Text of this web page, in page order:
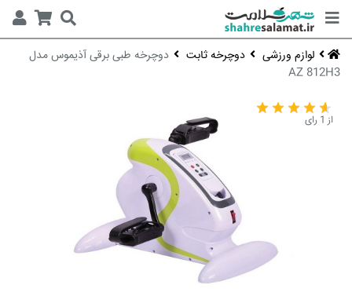
لوازم ورزشی دوچرخه ثابت
دوچرخه طبی برقی آذیموس مدل
AZ 812H3
از 1 رای